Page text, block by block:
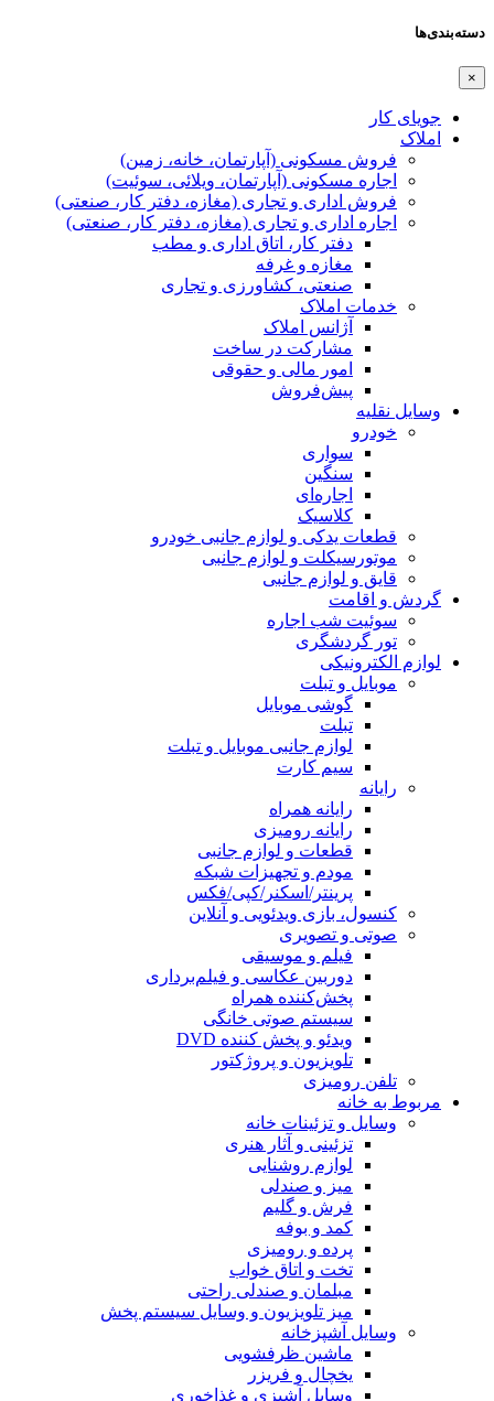
دسته‌بندی‌ها
×
جویای کار
املاک
فروش مسکونی (آپارتمان، خانه، زمین)
اجاره مسکونی (آپارتمان، ویلائی، سوئیت)
فروش اداری و تجاری (مغازه، دفتر کار، صنعتی)
اجاره اداری و تجاری (مغازه، دفتر کار، صنعتی)
دفتر کار، اتاق اداری و مطب
مغازه و غرفه
صنعتی،‌ کشاورزی و تجاری
خدمات املاک
آژانس املاک
مشارکت در ساخت
امور مالی و حقوقی
پیش‌فروش
وسایل نقلیه
خودرو
سواری
سنگین
اجاره‌ای
کلاسیک
قطعات یدکی و لوازم جانبی خودرو
موتورسیکلت و لوازم جانبی
قایق و لوازم جانبی
گردش و اقامت
سوئیت شب اجاره
تور گردشگری
لوازم الکترونیکی
موبایل و تبلت
گوشی موبایل
تبلت
لوازم جانبی موبایل و تبلت
سیم کارت
رایانه
رایانه همراه
رایانه رومیزی
قطعات و لوازم جانبی
مودم و تجهیزات شبکه
پرینتر/اسکنر/کپی/فکس
کنسول، بازی‌ ویدئویی و آنلاین
صوتی و تصویری
فیلم و موسیقی
دوربین عکاسی و فیلم‌برداری
پخش‌کننده همراه
سیستم صوتی خانگی
ویدئو و پخش کننده DVD
تلویزیون و پروژکتور
تلفن رومیزی
مربوط به خانه
وسایل و تزئینات خانه
تزئینی و آثار هنری
لوازم روشنایی
میز و صندلی
فرش و گلیم
کمد و بوفه
پرده و رومیزی
تخت و اتاق خواب
مبلمان و صندلی راحتی
میز تلویزیون و وسایل سیستم پخش
وسایل آشپزخانه
ماشین ظرفشویی
یخچال و فریزر
وسایل آشپزی و غذاخوری